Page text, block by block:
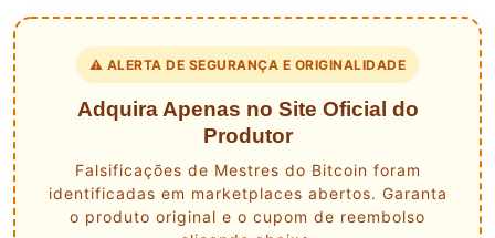
⚠️ ALERTA DE SEGURANÇA E ORIGINALIDADE
Adquira Apenas no Site Oficial do
Produtor
Falsificações de Mestres do Bitcoin foram
identificadas em marketplaces abertos. Garanta
o produto original e o cupom de reembolso